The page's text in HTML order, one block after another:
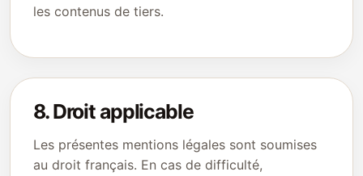
les contenus de tiers.
8. Droit applicable
Les présentes mentions légales sont soumises
au droit français. En cas de difficulté,